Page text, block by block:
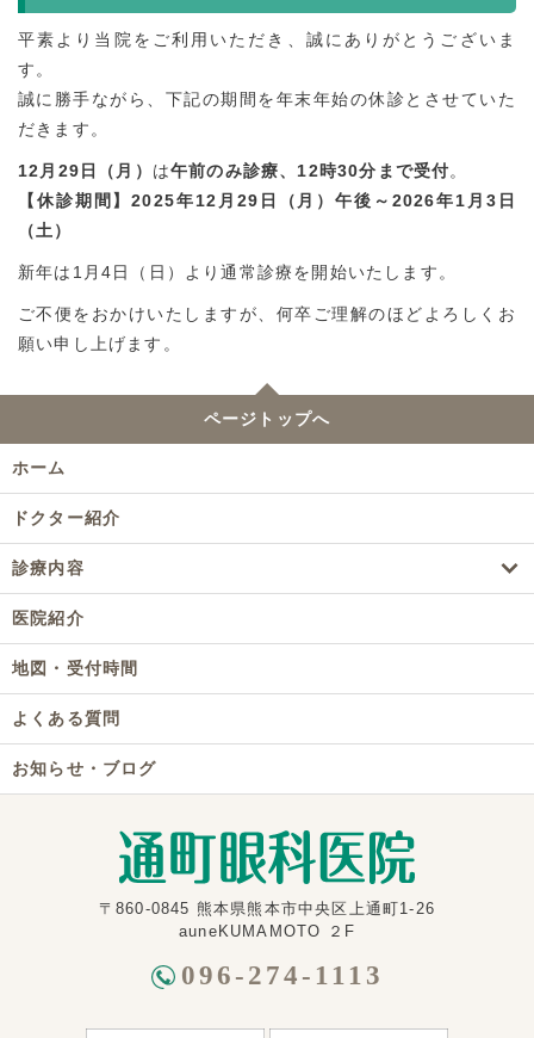
平素より当院をご利用いただき、誠にありがとうございま
す。
誠に勝手ながら、下記の期間を年末年始の休診とさせていた
だきます。
12月29日（月） は午前のみ診療、12時30分まで受付。
【休診期間】2025年12月29日（月）午後～2026年1月3日
（土）
新年は1月4日（日）より通常診療を開始いたします。
ご不便をおかけいたしますが、何卒ご理解のほどよろしくお
願い申し上げます。
ページトップへ
ホーム
ドクター紹介
診療内容
医院紹介
地図・受付時間
よくある質問
お知らせ・ブログ
〒860-0845 熊本県熊本市中央区上通町1-26
auneKUMAMOTO ２F
096-274-1113